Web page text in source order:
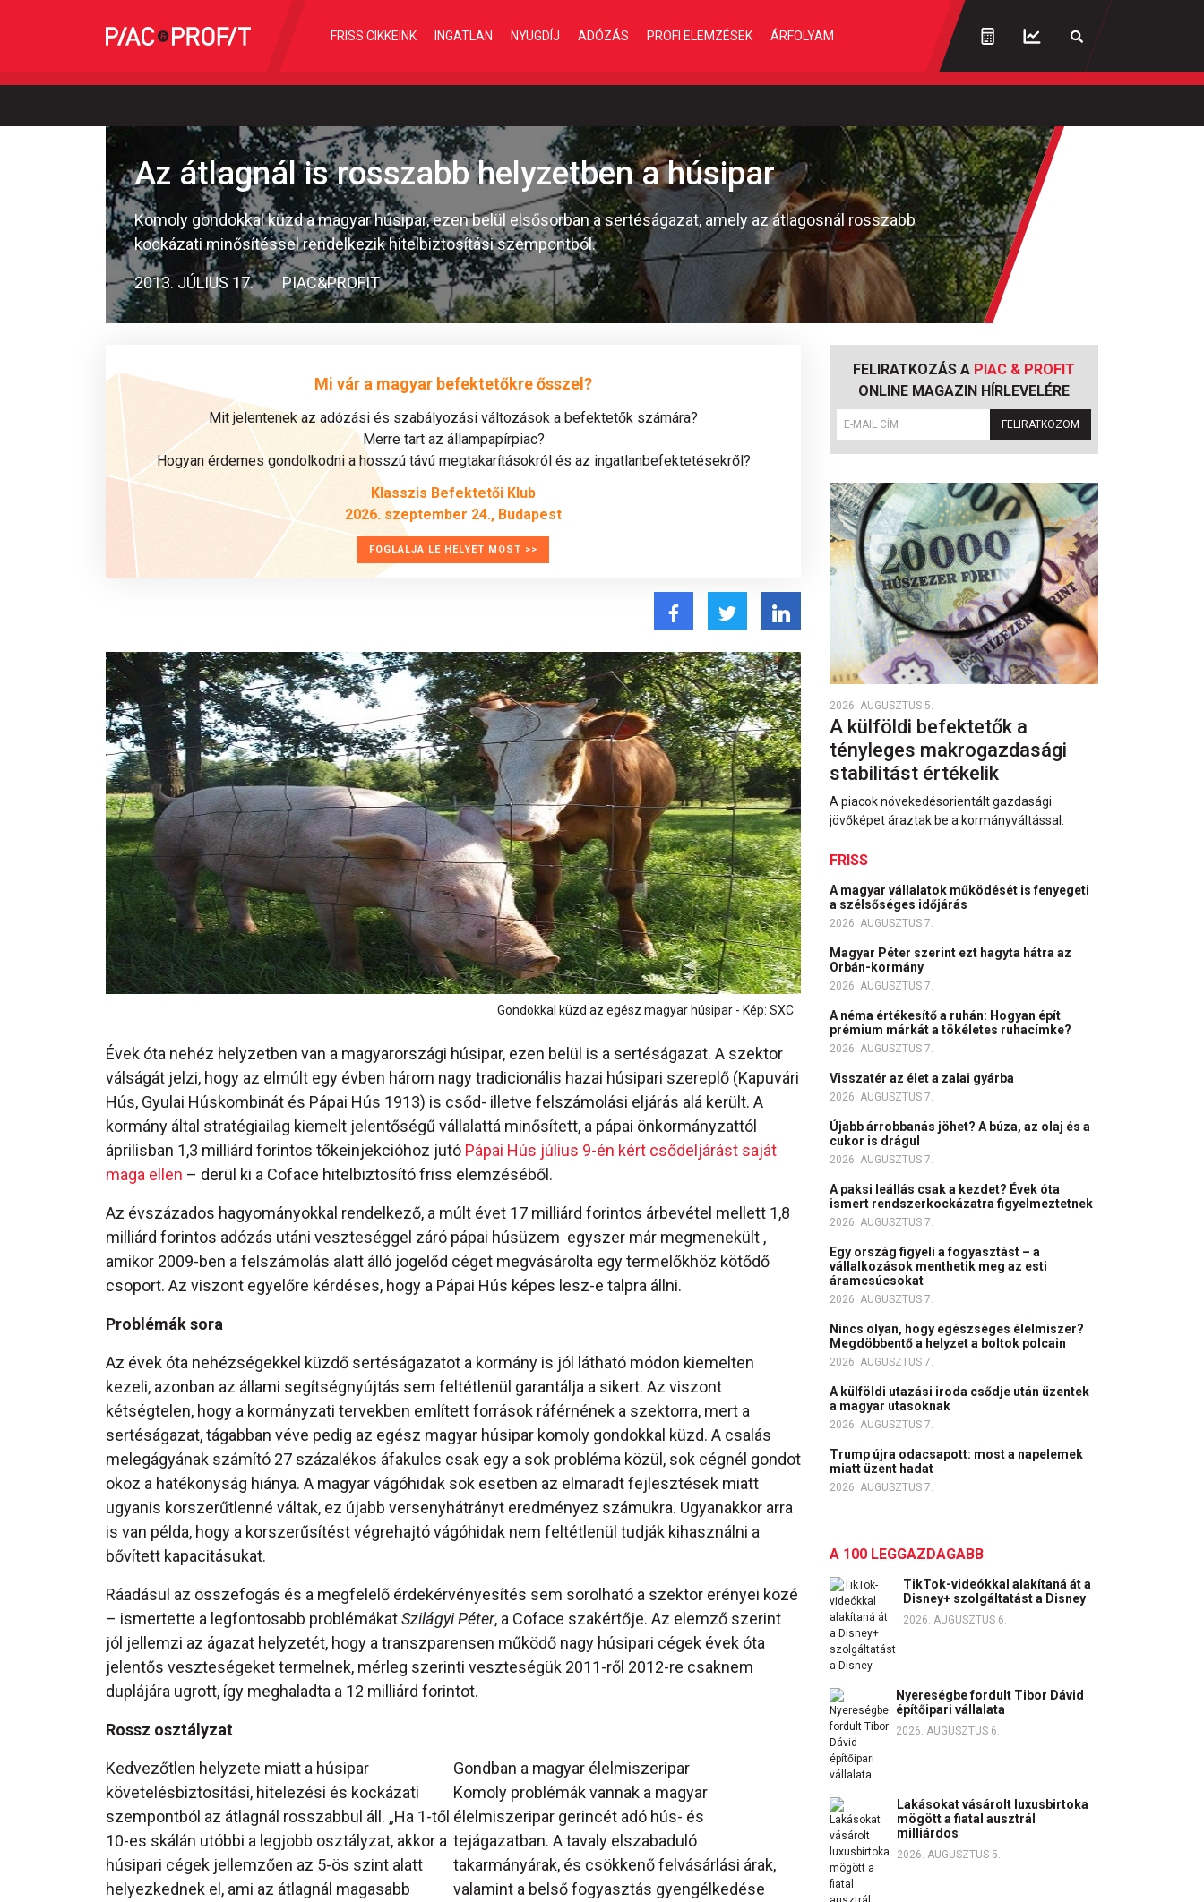
FRISS CIKKEINK INGATLAN NYUGDÍJ ADÓZÁS PROFI ELEMZÉSEK ÁRFOLYAM
Az átlagnál is rosszabb helyzetben a húsipar
Komoly gondokkal küzd a magyar húsipar, ezen belül elsősorban a sertéságazat, amely az átlagosnál rosszabb
kockázati minősítéssel rendelkezik hitelbiztosítási szempontból.
2013. JÚLIUS 17. PIAC&PROFIT
Mi vár a magyar befektetőkre ősszel?
Mit jelentenek az adózási és szabályozási változások a befektetők számára?
Merre tart az állampapírpiac?
Hogyan érdemes gondolkodni a hosszú távú megtakarításokról és az ingatlanbefektetésekről?
Klasszis Befektetői Klub
2026. szeptember 24., Budapest
FOGLALJA LE HELYÉT MOST >>
Gondokkal küzd az egész magyar húsipar - Kép: SXC
Évek óta nehéz helyzetben van a magyarországi húsipar, ezen belül is a sertéságazat. A szektor
válságát jelzi, hogy az elmúlt egy évben három nagy tradicionális hazai húsipari szereplő (Kapuvári
Hús, Gyulai Húskombinát és Pápai Hús 1913) is csőd- illetve felszámolási eljárás alá került. A
kormány által stratégiailag kiemelt jelentőségű vállalattá minősített, a pápai önkormányzattól
áprilisban 1,3 milliárd forintos tőkeinjekcióhoz jutó Pápai Hús július 9-én kért csődeljárást saját
maga ellen – derül ki a Coface hitelbiztosító friss elemzéséből.
Az évszázados hagyományokkal rendelkező, a múlt évet 17 milliárd forintos árbevétel mellett 1,8
milliárd forintos adózás utáni veszteséggel záró pápai húsüzem egyszer már megmenekült ,
amikor 2009-ben a felszámolás alatt álló jogelőd céget megvásárolta egy termelőkhöz kötődő
csoport. Az viszont egyelőre kérdéses, hogy a Pápai Hús képes lesz-e talpra állni.
Problémák sora
Az évek óta nehézségekkel küzdő sertéságazatot a kormány is jól látható módon kiemelten
kezeli, azonban az állami segítségnyújtás sem feltétlenül garantálja a sikert. Az viszont
kétségtelen, hogy a kormányzati tervekben említett források ráférnének a szektorra, mert a
sertéságazat, tágabban véve pedig az egész magyar húsipar komoly gondokkal küzd. A csalás
melegágyának számító 27 százalékos áfakulcs csak egy a sok probléma közül, sok cégnél gondot
okoz a hatékonyság hiánya. A magyar vágóhidak sok esetben az elmaradt fejlesztések miatt
ugyanis korszerűtlenné váltak, ez újabb versenyhátrányt eredményez számukra. Ugyanakkor arra
is van példa, hogy a korszerűsítést végrehajtó vágóhidak nem feltétlenül tudják kihasználni a
bővített kapacitásukat.
Ráadásul az összefogás és a megfelelő érdekérvényesítés sem sorolható a szektor erényei közé
– ismertette a legfontosabb problémákatSzilágyi Péter, a Coface szakértője. Az elemző szerint
jól jellemzi az ágazat helyzetét, hogy a transzparensen működő nagy húsipari cégek évek óta
jelentős veszteségeket termelnek, mérleg szerinti veszteségük 2011-ről 2012-re csaknem
duplájára ugrott, így meghaladta a 12 milliárd forintot.
Rossz osztályzat
Gondban a magyar élelmiszeripar
Komoly problémák vannak a magyar
élelmiszeripar gerincét adó hús- és
tejágazatban. A tavaly elszabaduló
takarmányárak, és csökkenő felvásárlási árak,
valamint a belső fogyasztás gyengélkedése
Kedvezőtlen helyzete miatt a húsipar
követelésbiztosítási, hitelezési és kockázati
szempontból az átlagnál rosszabbul áll. „Ha 1-től
10-es skálán utóbbi a legjobb osztályzat, akkor a
húsipari cégek jellemzően az 5-ös szint alatt
helyezkednek el, ami az átlagnál magasabb
FELIRATKOZÁS A PIAC & PROFIT
ONLINE MAGAZIN HÍRLEVELÉRE
FELIRATKOZOM
2026. AUGUSZTUS 5.
A külföldi befektetők a
tényleges makrogazdasági
stabilitást értékelik
A piacok növekedésorientált gazdasági
jövőképet áraztak be a kormányváltással.
FRISS
A magyar vállalatok működését is fenyegeti
a szélsőséges időjárás
2026. AUGUSZTUS 7.
Magyar Péter szerint ezt hagyta hátra az
Orbán-kormány
2026. AUGUSZTUS 7.
A néma értékesítő a ruhán: Hogyan épít
prémium márkát a tökéletes ruhacímke?
2026. AUGUSZTUS 7.
Visszatér az élet a zalai gyárba
2026. AUGUSZTUS 7.
Újabb árrobbanás jöhet? A búza, az olaj és a
cukor is drágul
2026. AUGUSZTUS 7.
A paksi leállás csak a kezdet? Évek óta
ismert rendszerkockázatra figyelmeztetnek
2026. AUGUSZTUS 7.
Egy ország figyeli a fogyasztást – a
vállalkozások menthetik meg az esti
áramcsúcsokat
2026. AUGUSZTUS 7.
Nincs olyan, hogy egészséges élelmiszer?
Megdöbbentő a helyzet a boltok polcain
2026. AUGUSZTUS 7.
A külföldi utazási iroda csődje után üzentek
a magyar utasoknak
2026. AUGUSZTUS 7.
Trump újra odacsapott: most a napelemek
miatt üzent hadat
2026. AUGUSZTUS 7.
A 100 LEGGAZDAGABB
TikTok-videókkal alakítaná át a
Disney+ szolgáltatást a Disney
2026. AUGUSZTUS 6.
Nyereségbe fordult Tibor Dávid
építőipari vállalata
2026. AUGUSZTUS 6.
Lakásokat vásárolt luxusbirtoka
mögött a fiatal ausztrál
milliárdos
2026. AUGUSZTUS 5.